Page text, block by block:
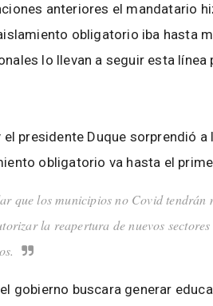
anteriores el mandatario
obligatorio iba hasta
lo llevan a seguir esta
presidente Duque sorprendió
obligatorio va hasta el
que los municipios no Covid
la reapertura de nuevos
gobierno buscara generar